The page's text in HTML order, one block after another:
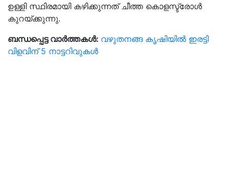
ഉള്ളി സ്ഥിരമായി കഴിക്കുന്നത് ചീത്ത കൊളസ്ട്രോൾ
കുറയ്ക്കുന്നു.
ബന്ധപ്പെട്ട വാർത്തകൾ: വഴുതനങ്ങ കൃഷിയിൽ ഇരട്ടി
വിളവിന് 5 നാട്ടറിവുകൾ